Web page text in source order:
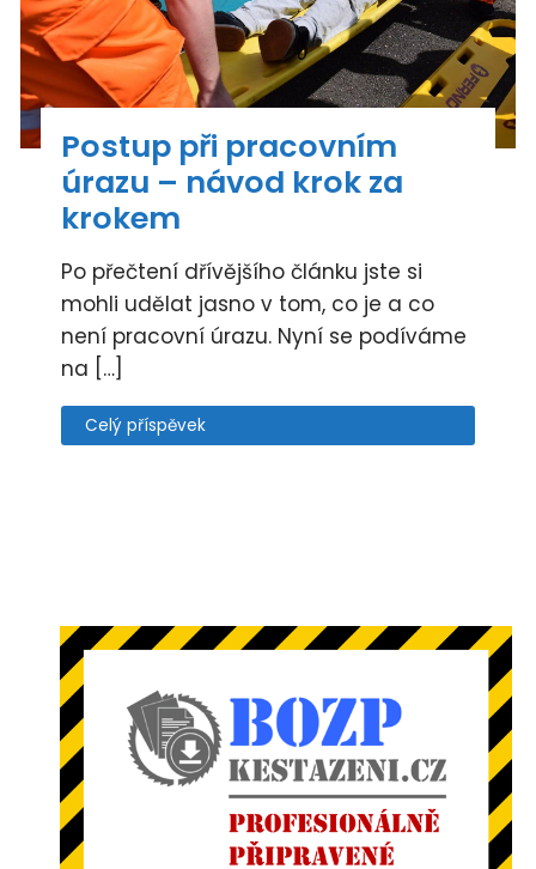
Postup při pracovním
úrazu – návod krok za
krokem
Po přečtení dřívějšího článku jste si
mohli udělat jasno v tom, co je a co
není pracovní úrazu. Nyní se podíváme
na […]
Celý příspěvek